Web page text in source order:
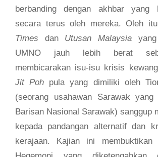
berbanding dengan akhbar yang
secara terus oleh mereka. Oleh
Times dan Utusan Malaysia
UMNO jauh lebih berat
membicarakan isu-isu krisis
Jit Poh pula yang dimiliki oleh
(seorang usahawan Sarawak yang
Barisan Nasional Sarawak) sanggup
kepada pandangan alternatif dan
kerajaan. Kajian ini membuktikan